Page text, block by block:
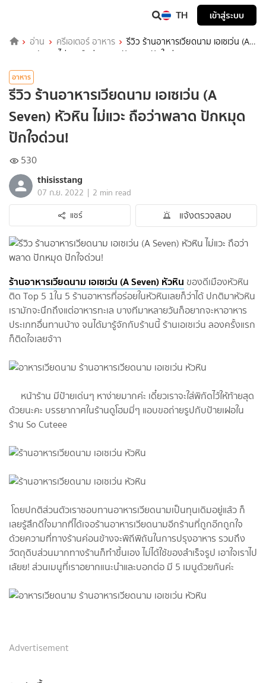
TH เข้าสู่ระบบ
อ่าน ครีเอเตอร์ อาหาร
รีวิว ร้านอาหารเวียดนาม เอเซเว่น (A
Seven) หัวหิน ไม่แวะ ถือว่าพลาด ปักหมุด ปักใจด่วน!
อาหาร
รีวิว ร้านอาหารเวียดนาม เอเซเว่น (A
Seven) หัวหิน ไม่แวะ ถือว่าพลาด ปักหมุด
ปักใจด่วน!
530
thisisstang
07 ก.ย. 2022 | 2 min read
แชร์
แจ้งตรวจสอบ
ร้านอาหารเวียดนาม เอเซเว่น (A Seven) หัวหิน ของดีเมืองหัวหิน
ติด Top 5 1ใน 5 ร้านอาหารที่อร่อยในหัวหินเลยก็ว่าได้ ปกติมาหัวหิน
เรามักจะนึกถึงแต่อาหารทะเล บางทีมาหลายวันก็อยากจะหาอาหาร
ประเภทอื่นทานบ้าง จนได้มารู้จักกับร้านนี้ ร้านเอเซเว่น ลองครั้งแรก
ก็ติดใจเลยจ้าา
หน้าร้าน มีป้ายเด่นๆ หาง่ายมากค่ะ เดี๋ยวเราจะใส่พิกัดไว้ให้ท้ายสุด
ด้วยนะคะ บรรยากาศในร้านดูโฮมมี่ๆ แอบขอถ่ายรูปกับป้ายเฝอใน
ร้าน So Cuteee
โดยปกติส่วนตัวเราชอบทานอาหารเวียดนามเป็นทุนเดิมอยู่แล้ว ก็
เลยรู้สึกดีใจมากที่ได้เจอร้านอาหารเวียดนามอีกร้านที่ถูกอ๊กถูกใจ
ด้วยความที่ทางร้านค่อนข้างจะพิถีพิถันในการปรุงอาหาร รวมถึง
วัตถุดิบส่วนมากทางร้านก็ทำขึ้นเอง ไม่ได้ใช้ของสำเร็จรูป เอาใจเราไป
เล้ยย! ส่วนเมนูที่เราอยากแนะนำและบอกต่อ มี 5 เมนูด้วยกันค่ะ
Advertisement